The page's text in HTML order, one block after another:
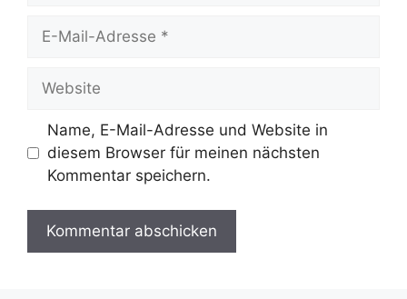
Mail-
Name, E-Mail-Adresse und Website in
diesem Browser für meinen nächsten
Kommentar speichern.